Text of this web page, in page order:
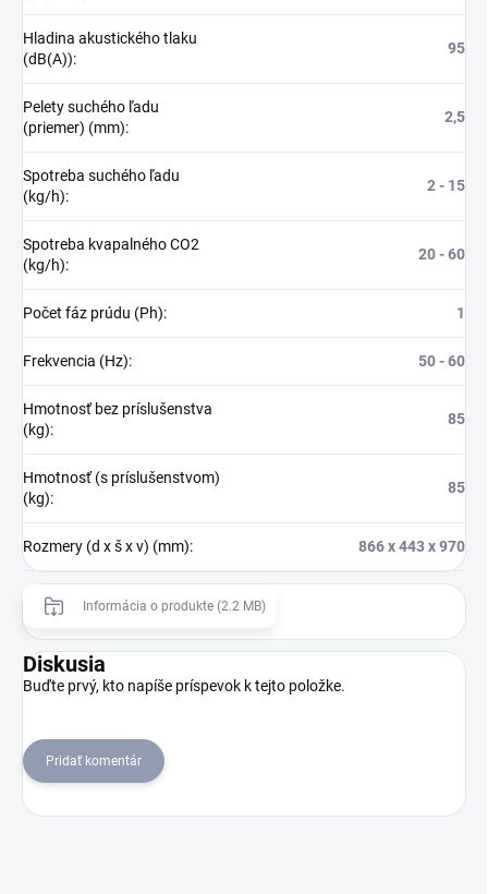
Hladina akustického tlaku
(dB(A)):
95
Pelety suchého ľadu
(priemer) (mm):
2,5
Spotreba suchého ľadu
(kg/h):
2 - 15
Spotreba kvapalného CO2
(kg/h):
20 - 60
Počet fáz prúdu (Ph): 1
Frekvencia (Hz): 50 - 60
Hmotnosť bez príslušenstva
(kg):
85
Hmotnosť (s príslušenstvom)
(kg):
85
Rozmery (d x š x v) (mm): 866 x 443 x 970
Informácia o produkte (2.2 MB)
Diskusia
Buďte prvý, kto napíše príspevok k tejto položke.
Pridať komentár